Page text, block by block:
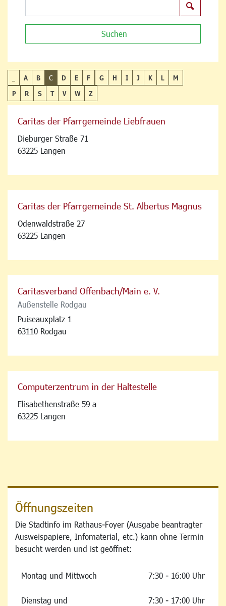
Suchen
A B C D E F G H I J K L
M
P
R S T V W Z
Caritas der Pfarrgemeinde Liebfrauen
Dieburger Straße 71
63225 Langen
Caritas der Pfarrgemeinde St. Albertus Magnus
Odenwaldstraße 27
63225 Langen
Caritasverband Offenbach/Main e. V.
Außenstelle Rodgau
Puiseauxplatz 1
63110 Rodgau
Computerzentrum in der Haltestelle
Elisabethenstraße 59 a
63225 Langen
Öffnungszeiten
Die Stadtinfo im Rathaus-Foyer (Ausgabe beantragter
Ausweispapiere, Infomaterial, etc.) kann ohne Termin
besucht werden und ist geöffnet:
Montag und Mittwoch 7:30 - 16:00 Uhr
Dienstag und
7:30 - 17:00 Uhr